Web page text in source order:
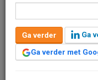
In Hoofddorp
centrum voor Nippon
nieuwbouwproject dat
Ga verder
Ga
Ga verder met